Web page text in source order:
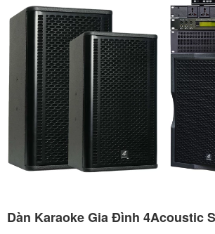
Dàn Karaoke Gia Đình 4Acoustic